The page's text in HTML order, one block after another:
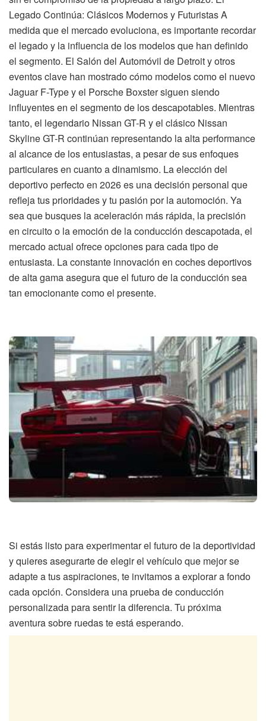
Legado Continúa: Clásicos Modernos y Futuristas A
medida que el mercado evoluciona, es importante recordar
el legado y la influencia de los modelos que han definido
el segmento. El Salón del Automóvil de Detroit y otros
eventos clave han mostrado cómo modelos como el nuevo
Jaguar F-Type y el Porsche Boxster siguen siendo
influyentes en el segmento de los descapotables. Mientras
tanto, el legendario Nissan GT-R y el clásico Nissan
Skyline GT-R continúan representando la alta performance
al alcance de los entusiastas, a pesar de sus enfoques
particulares en cuanto a dinamismo. La elección del
deportivo perfecto en 2026 es una decisión personal que
refleja tus prioridades y tu pasión por la automoción. Ya
sea que busques la aceleración más rápida, la precisión
en circuito o la emoción de la conducción descapotada, el
mercado actual ofrece opciones para cada tipo de
entusiasta. La constante innovación en coches deportivos
de alta gama asegura que el futuro de la conducción sea
tan emocionante como el presente.
Si estás listo para experimentar el futuro de la deportividad
y quieres asegurarte de elegir el vehículo que mejor se
adapte a tus aspiraciones, te invitamos a explorar a fondo
cada opción. Considera una prueba de conducción
personalizada para sentir la diferencia. Tu próxima
aventura sobre ruedas te está esperando.